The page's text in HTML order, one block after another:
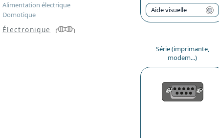
Aide visuelle
Série (imprimante,
modem...)
Alimentation électrique
Domotique
Électronique